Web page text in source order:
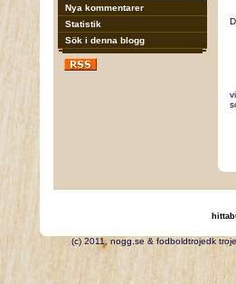
Nya kommentarer
Statistik
Sök i denna blogg
(c) 2011, nogg.se &